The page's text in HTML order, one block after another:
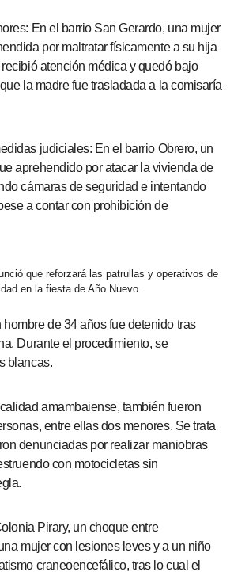
En el barrio San Gerardo, una mujer
por maltratar físicamente a su hija
atención médica y quedó bajo
la madre fue trasladada a la comisaría
judiciales: En el barrio Obrero, un
aprehendido por atacar la vivienda de
cámaras de seguridad e intentando
a contar con prohibición de
que reforzará las patrullas y operativos de
en la fiesta de Año Nuevo.
de 34 años fue detenido tras
Durante el procedimiento, se
blancas.
amambaiense, también fueron
entre ellas dos menores. Se trata
denunciadas por realizar maniobras
con motocicletas sin
Pirary, un choque entre
mujer con lesiones leves y a un niño
craneoencefálico, tras lo cual el